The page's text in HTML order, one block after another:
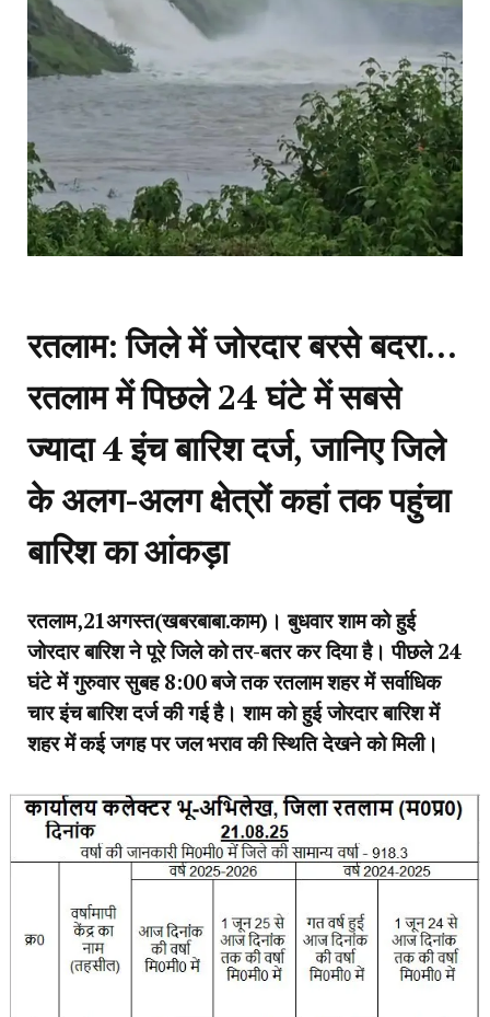
रतलाम: जिले में जोरदार बरसे बदरा…
रतलाम में पिछले 24 घंटे में सबसे
ज्यादा 4 इंच बारिश दर्ज, जानिए जिले
के अलग-अलग क्षेत्रों कहां तक पहुंचा
बारिश का आंकड़ा
रतलाम,21अगस्त(खबरबाबा.काम)। बुधवार शाम को हुई
जोरदार बारिश ने पूरे जिले को तर-बतर कर दिया है। पीछले 24
घंटे में गुरुवार सुबह 8:00 बजे तक रतलाम शहर में सर्वाधिक
चार इंच बारिश दर्ज की गई है। शाम को हुई जोरदार बारिश में
शहर में कई जगह पर जल भराव की स्थिति देखने को मिली।